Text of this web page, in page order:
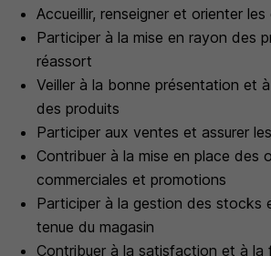
Accueillir, renseigner et orienter
Participer à la mise en rayon des
réassort
Veiller à la bonne présentation et
des produits
Participer aux ventes et assurer
Contribuer à la mise en place des
commerciales et promotions
Participer à la gestion des stocks
tenue du magasin
Contribuer à la satisfaction et à la